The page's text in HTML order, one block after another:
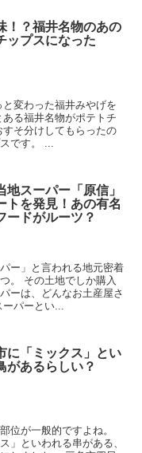
！？福井名物のあの
ップスになった
変わった福井みやげを
る福井名物がポテトチ
そ分けしてもらったの
です。 ...
地スーパー「原信」
トを発見！あの有名
ードがルーツ？
ー」と言われる地元密着
。 その土地でしか購入
ーは、どんなお土産屋さ
パーとい...
に「ミックス」とい
があるらしい？
位が一般的ですよね。
」といわれる串がある、